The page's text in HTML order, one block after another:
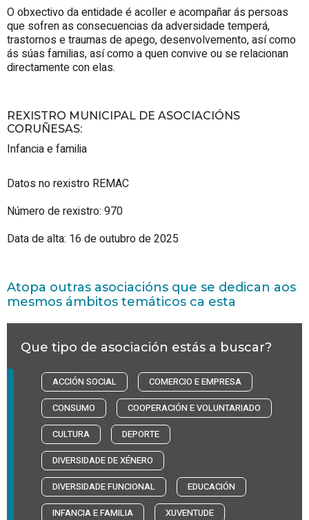
O obxectivo da entidade é acoller e acompañar ás persoas
que sofren as consecuencias da adversidade temperá,
trastornos e traumas de apego, desenvolvemento, así como
ás súas familias, así como a quen convive ou se relacionan
directamente con elas.
REXISTRO MUNICIPAL DE ASOCIACIÓNS
CORUÑESAS:
Infancia e familia
Datos no rexistro REMAC
Número de rexistro: 970
Data de alta: 16 de outubro de 2025
Atopa outras asociacións que se dedican aos
mesmos ámbitos temáticos ca esta
Que tipo de asociación estás a buscar?
ACCIÓN SOCIAL
COMERCIO E EMPRESA
CONSUMO
COOPERACIÓN E VOLUNTARIADO
CULTURA
DEPORTE
DIVERSIDADE DE XÉNERO
DIVERSIDADE FUNCIONAL
EDUCACIÓN
INFANCIA E FAMILIA
XUVENTUDE